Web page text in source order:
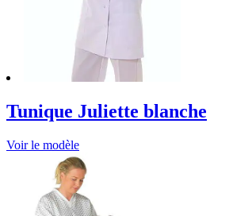
Tunique Juliette blanche
Voir le modèle